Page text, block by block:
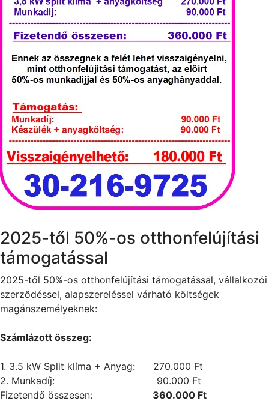
2025-től 50%-os otthonfelújítási
támogatással
2025-től 50%-os otthonfelújítási támogatással, vállalkozói
szerződéssel, alapszereléssel várható költségek
magánszemélyeknek:
Számlázott összeg:
1. 3.5 kW Split klíma + Anyag: 270.000 Ft
2. Munkadíj: 90.000 Ft
Fizetendő összesen: 360.000 Ft